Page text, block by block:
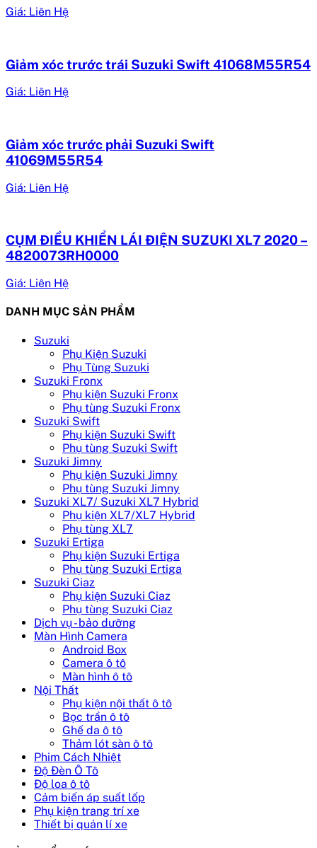
Giá: Liên Hệ
Giảm xóc trước trái Suzuki Swift 41068M55R54
Giá: Liên Hệ
Giảm xóc trước phải Suzuki Swift
41069M55R54
Giá: Liên Hệ
CỤM ĐIỀU KHIỂN LÁI ĐIỆN SUZUKI XL7 2020 –
4820073RH0000
Giá: Liên Hệ
DANH MỤC SẢN PHẨM
Suzuki
Phụ Kiện Suzuki
Phụ Tùng Suzuki
Suzuki Fronx
Phụ kiện Suzuki Fronx
Phụ tùng Suzuki Fronx
Suzuki Swift
Phụ kiện Suzuki Swift
Phụ tùng Suzuki Swift
Suzuki Jimny
Phụ kiện Suzuki Jimny
Phụ tùng Suzuki Jimny
Suzuki XL7/ Suzuki XL7 Hybrid
Phụ kiện XL7/XL7 Hybrid
Phụ tùng XL7
Suzuki Ertiga
Phụ kiện Suzuki Ertiga
Phụ tùng Suzuki Ertiga
Suzuki Ciaz
Phụ kiện Suzuki Ciaz
Phụ tùng Suzuki Ciaz
Dịch vụ - bảo dưỡng
Màn Hình Camera
Android Box
Camera ô tô
Màn hình ô tô
Nội Thất
Phụ kiện nội thất ô tô
Bọc trần ô tô
Ghế da ô tô
Thảm lót sàn ô tô
Phim Cách Nhiệt
Độ Đèn Ô Tô
Độ loa ô tô
Cảm biến áp suất lốp
Phụ kiện trang trí xe
Thiết bị quản lí xe